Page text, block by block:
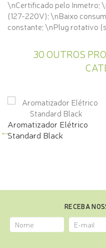
\nCertificado pelo Inmetro;
(127-220V); \nBaixo
constante; \nPlug rotativo
30 OUTROS
Aromatizador Elétrico
Standard Black
RECEBA